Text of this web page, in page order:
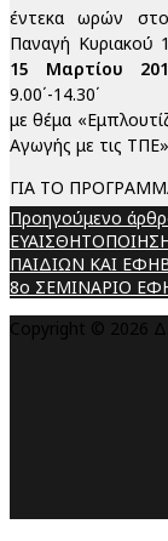
έντεκα ωρών
Παναγή Κυριακού
15 Μαρτίου
9.00΄-14.30΄
με θέμα
Αγωγής με τις
ΓΙΑ ΤΟ
Προηγούμενο
ΠΑΙΔΙΩΝ ΚΑΙ
8ο ΣΕΜΙΝΑΡΙΟ
Copyright © 2026